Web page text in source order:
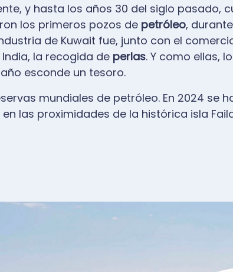
y hasta los años 30 del siglo pasado,
los primeros pozos de petróleo,
de Kuwait fue, junto con el
la recogida de perlas. Y como ellas,
esconde un tesoro.
mundiales de petróleo. En 2024 se
las proximidades de la histórica isla